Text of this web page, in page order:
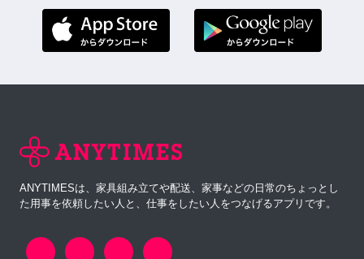
ANYTIMESは、家具組み立てや配送、家事などの日常のちょっとし
た用事を依頼したい人と、仕事をしたい人をつなげるアプリです。